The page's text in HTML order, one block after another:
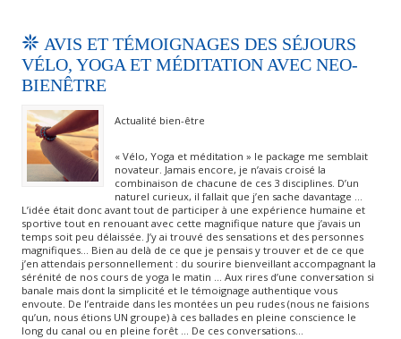
AVIS ET TÉMOIGNAGES DES SÉJOURS
VÉLO, YOGA ET MÉDITATION AVEC NEO-
BIENÊTRE
Actualité bien-être
« Vélo, Yoga et méditation » le package me semblait
novateur. Jamais encore, je n’avais croisé la
combinaison de chacune de ces 3 disciplines. D’un
naturel curieux, il fallait que j’en sache davantage …
L’idée était donc avant tout de participer à une expérience humaine et
sportive tout en renouant avec cette magnifique nature que j’avais un
temps soit peu délaissée. J’y ai trouvé des sensations et des personnes
magnifiques… Bien au delà de ce que je pensais y trouver et de ce que
j’en attendais personnellement : du sourire bienveillant accompagnant la
sérénité de nos cours de yoga le matin … Aux rires d’une conversation si
banale mais dont la simplicité et le témoignage authentique vous
envoute. De l’entraide dans les montées un peu rudes (nous ne faisions
qu’un, nous étions UN groupe) à ces ballades en pleine conscience le
long du canal ou en pleine forêt … De ces conversations…